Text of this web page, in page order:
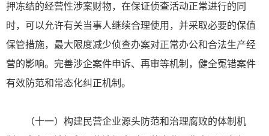
押冻结的经营性涉案财物，在保证侦查活动正常进行的同
时，可以允许有关当事人继续合理使用，并采取必要的保值
保管措施，最大限度减少侦查办案对正常办公和合法生产经
营的影响。完善涉企案件申诉、再审等机制，健全冤错案件
有效防范和常态化纠正机制。
（十一）构建民营企业源头防范和治理腐败的体制机